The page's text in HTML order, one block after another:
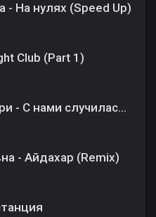
- На нулях (Speed Up)
Club (Part 1)
Мари Краймбрери - С нами случилась осень
- Айдахар (Remix)